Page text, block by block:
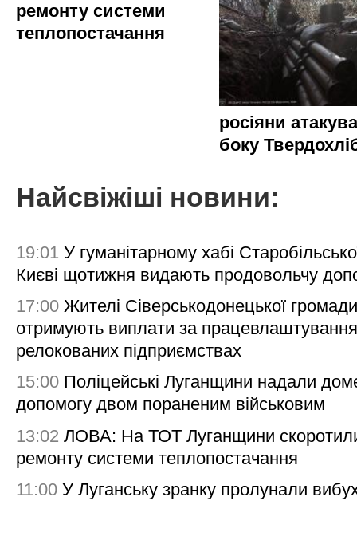
ремонту системи
теплопостачання
росіяни
боку
Найсвіжіші новини:
19:01 У гуманітарному хабі
Києві щотижня видають продовольчу
17:00 Жителі Сіверськодонецької
отримують виплати за
релокованих підприємствах
15:00 Поліцейські Луганщини надали
допомогу двом пораненим військовим
13:02 ЛОВА: На ТОТ Луганщини
ремонту системи теплопостачання
11:00 У Луганську зранку пролунали